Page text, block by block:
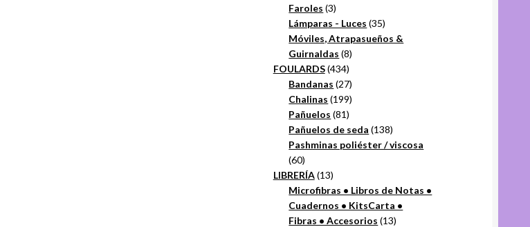
Faroles 33
productos
Lámparas - Luces 3535
productos
Móviles, Atrapasueños &
Guirnaldas 88
FOULARDS 434434
productos
Bandanas 2727
productos
Chalinas 199199
Pañuelos 8181
productos
Pañuelos de seda 138138
productos
Pashminas poliéster / viscosa
6060
productos
LIBRERÍA 1313
productos
Microfibras • Libros de Notas •
Cuadernos • KitsCarta •
Fibras • Accesorios 1313